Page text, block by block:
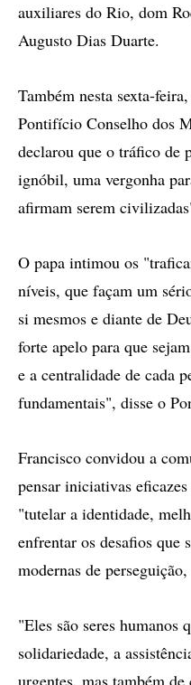
auxiliares do Rio, dom
Augusto Dias Duarte.
Também nesta sexta-
Pontifício Conselho dos
declarou que o tráfico de
ignóbil, uma vergonha
afirmam serem
O papa intimou os
níveis, que façam um
si mesmos e diante de
forte apelo para que
e a centralidade de cada
fundamentais", disse o
Francisco convidou a
pensar iniciativas
"tutelar a identidade,
enfrentar os desafios que
modernas de
"Eles são seres humanos
solidariedade, a
urgentes, mas também